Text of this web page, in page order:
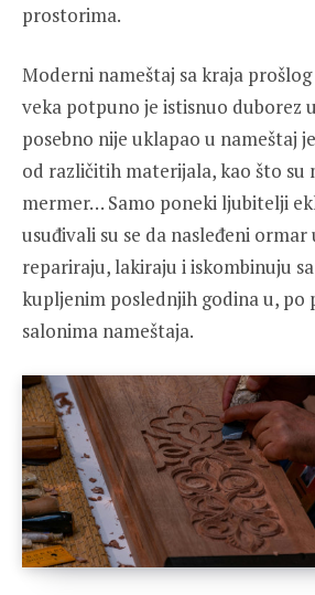
prostorima.
Moderni nameštaj sa kraja
veka potpuno je istisnuo duborez
posebno nije uklapao u nameštaj
od različitih materijala, kao što su
mermer… Samo poneki ljubitelji
usuđivali su se da nasleđeni ormar
repariraju, lakiraju i iskombinuju
kupljenim poslednjih godina u, po
salonima nameštaja.